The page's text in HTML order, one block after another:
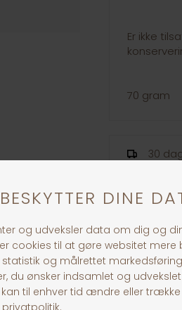
Er ikke
70 gram
30
Fragt
1-3